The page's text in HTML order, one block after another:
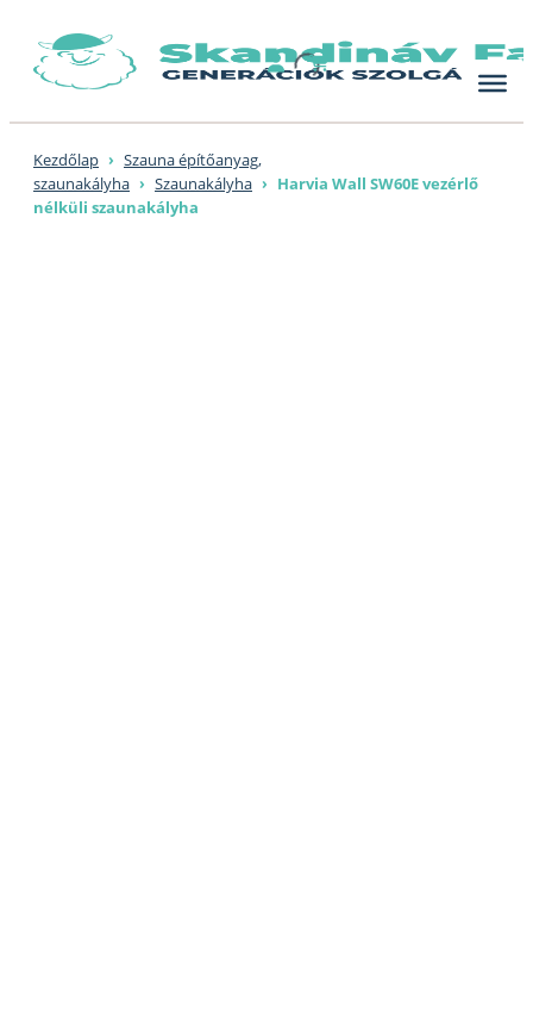
content
Kezdőlap › Szauna építőanyag,
szaunakályha › Szaunakályha › Harvia Wall SW60E vezérlő
nélküli szaunakályha